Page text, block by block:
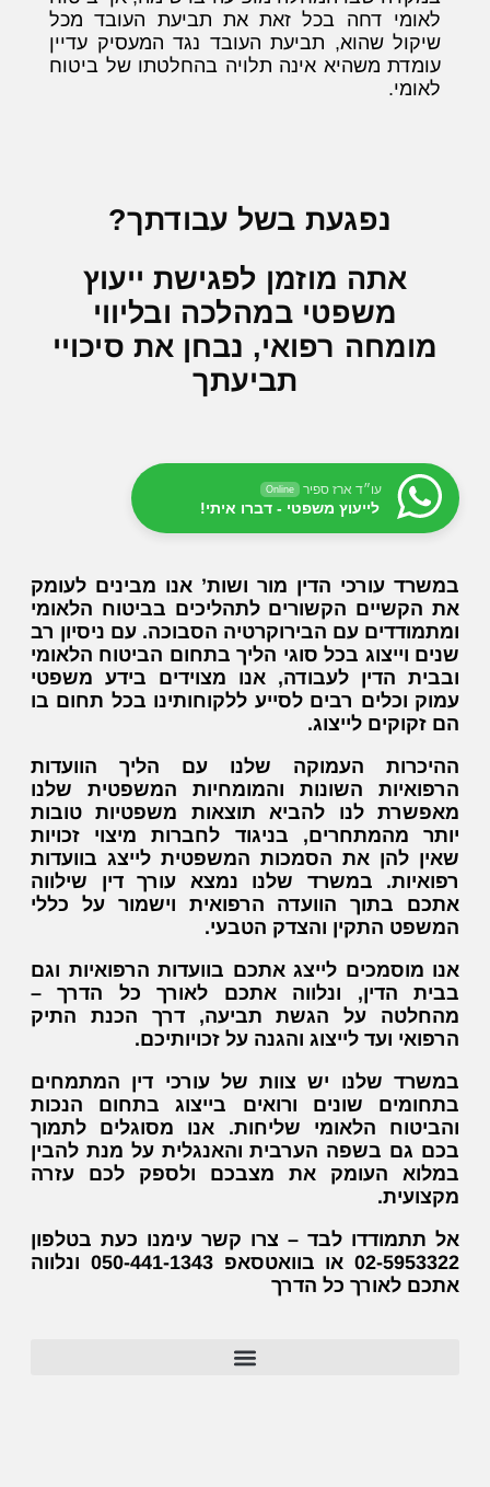
לאומי דחה בכל זאת את תביעת העובד מכל
שיקול שהוא, תביעת העובד נגד המעסיק עדיין
עומדת משהיא אינה תלויה בהחלטתו של ביטוח
לאומי.
נפגעת בשל עבודתך?
אתה מוזמן לפגישת ייעוץ
משפטי במהלכה ובליווי
מומחה רפואי, נבחן את סיכויי
תביעתך
עו״ד ארז ספיר Online
לייעוץ משפטי - דברו איתי!
במשרד עורכי הדין מור ושות’ אנו מבינים לעומק
את הקשיים הקשורים לתהליכים בביטוח הלאומי
ומתמודדים עם הבירוקרטיה הסבוכה. עם ניסיון רב
שנים וייצוג בכל סוגי הליך בתחום הביטוח הלאומי
ובבית הדין לעבודה, אנו מצוידים בידע משפטי
עמוק וכלים רבים לסייע ללקוחותינו בכל תחום בו
הם זקוקים לייצוג.
ההיכרות העמוקה שלנו עם הליך הוועדות
הרפואיות השונות והמומחיות המשפטית שלנו
מאפשרת לנו להביא תוצאות משפטיות טובות
יותר מהמתחרים, בניגוד לחברות מיצוי זכויות
שאין להן את הסמכות המשפטית לייצג בוועדות
רפואיות. במשרד שלנו נמצא עורך דין שילווה
אתכם בתוך הוועדה הרפואית וישמור על כללי
המשפט התקין והצדק הטבעי.
אנו מוסמכים לייצג אתכם בוועדות הרפואיות וגם
בבית הדין, ונלווה אתכם לאורך כל הדרך –
מהחלטה על הגשת תביעה, דרך הכנת התיק
הרפואי ועד לייצוג והגנה על זכויותיכם.
במשרד שלנו יש צוות של עורכי דין המתמחים
בתחומים שונים ורואים בייצוג בתחום הנכות
והביטוח הלאומי שליחות. אנו מסוגלים לתמוך
בכם גם בשפה הערבית והאנגלית על מנת להבין
במלוא העומק את מצבכם ולספק לכם עזרה
מקצועית.
אל תתמודדו לבד – צרו קשר עימנו כעת בטלפון
02-5953322 או בוואטסאפ 050-441-1343 ונלווה
אתכם לאורך כל הדרך